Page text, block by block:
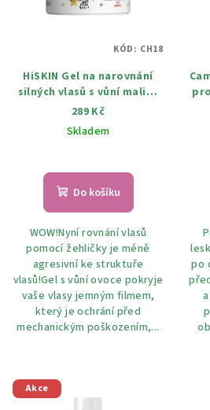
HiSKIN Gel na narovnání
silných vlasů s vůní maliny
300 ml
289 Kč
Skladem
Do košíku
WOW!Nyní rovnání vlasů
pomocí žehličky je méně
agresivní ke struktuře
vlasů!Gel s vůní ovoce pokryje
vaše vlasy jemným filmem,
který je ochrání před
mechanickým poškozením,...
KÓD: CH18
po
Akce